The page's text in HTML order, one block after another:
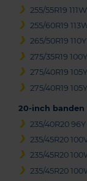
255/55R19
255/60R19
265/50R19
275/35R19
275/40R19
275/40R19
20-inch banden
235/40R20
235/45R20
235/45R20
235/45R20